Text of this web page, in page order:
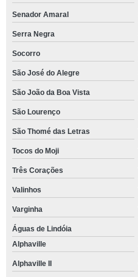
Senador Amaral
Serra Negra
Socorro
São José do Alegre
São João da Boa Vista
São Lourenço
São Thomé das Letras
Tocos do Moji
Três Corações
Valinhos
Varginha
Águas de Lindóia
Alphaville
Alphaville II